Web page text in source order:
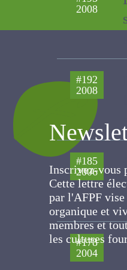
#195
2008
#192
2008
#185
2006
#178
2004
Inscrivez-vous
Cette lettre
gratuitement
d'un lien
l'Association,
personnes
fourragères et